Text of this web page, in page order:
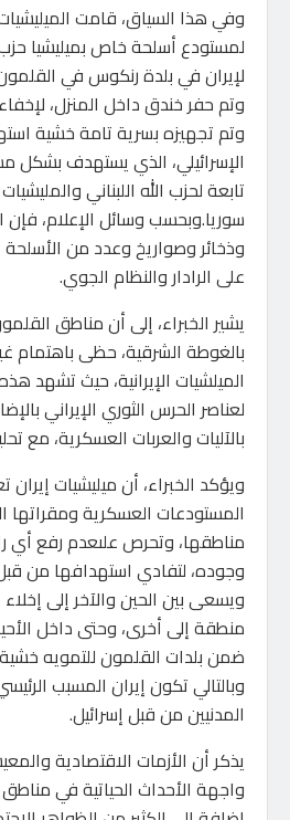
وفي هذا السياق، قامت الميليشيات
لمستودع أسلحة خاص بميليشيا حزب
لإيران في بلدة رنكوس في
وتم حفر خندق داخل المنزل،
وتم تجهيزه بسرية تامة خشية
الإسرائيلي، الذي يستهدف بشكل
تابعة لحزب الله اللبناني
سوريا.وبحسب وسائل الإعلام،
وذخائر وصواريخ وعدد من
على الرادار والنظام الجوي.
يشير الخبراء، إلى أن مناطق
بالغوطة الشرقية، حظى
الميلشيات الإيرانية، حيث تشهد
لعناصر الحرس الثوري الإيراني
بالآليات والعربات العسكرية، مع
ويؤكد الخبراء، أن ميليشيات
المستودعات العسكرية ومقراتها
مناطقها، وتحرص علىعدم رفع أي
وجوده، لتفادي استهدافها من قبل
ويسعى بين الحين والآخر إلى
منطقة إلى أخرى، وحتى داخل
ضمن بلدات القلمون للتمويه
وبالتالي تكون إيران المسبب
المدنيين من قبل إسرائيل.
يذكر أن الأزمات الاقتصادية
واجهة الأحداث الحياتية في